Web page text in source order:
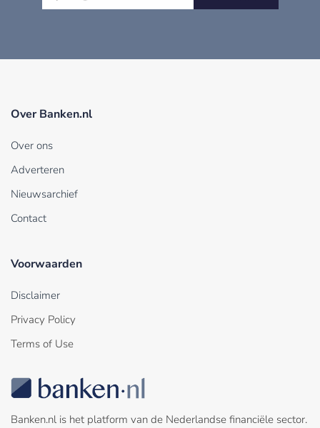
Over Banken.nl
Over ons
Adverteren
Nieuwsarchief
Contact
Voorwaarden
Disclaimer
Privacy Policy
Terms of Use
Banken.nl is het platform van de Nederlandse financiële sector.